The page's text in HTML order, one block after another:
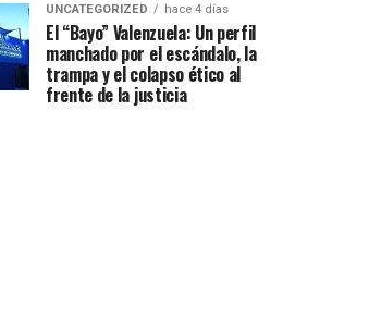
UNCATEGORIZED hace 4 días
El “Bayo” Valenzuela: Un perfil
manchado por el escándalo, la
trampa y el colapso ético al
frente de la justicia